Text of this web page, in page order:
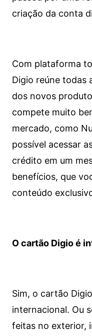
criação da conta
Com plataforma
Digio reúne todas
dos novos
compete muito
mercado, como
possível acessar
crédito em um
benefícios, que
conteúdo
O cartão Digio é
Sim, o cartão
internacional. Ou
feitas no exterior,